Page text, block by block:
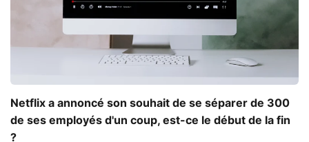
Netflix a annoncé son souhait de se séparer de 300
de ses employés d'un coup, est-ce le début de la fin
?